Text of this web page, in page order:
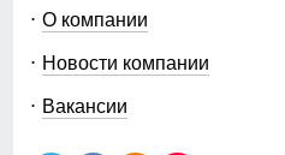
О компании
Новости компании
Вакансии